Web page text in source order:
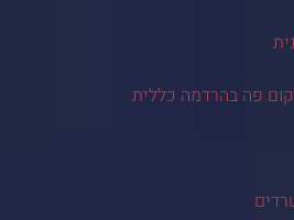
פה בהרדמה כללית